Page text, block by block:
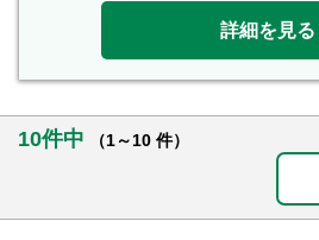
詳細を見る
10件中
（1～10 件）